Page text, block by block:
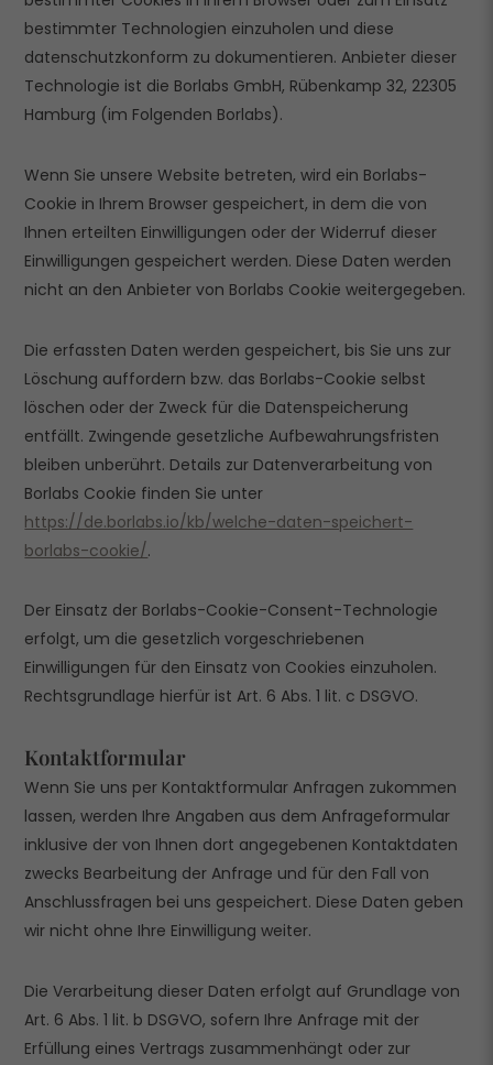
bestimmter Technologien einzuholen und diese
datenschutzkonform zu dokumentieren. Anbieter dieser
Technologie ist die Borlabs GmbH, Rübenkamp 32, 22305
Hamburg (im Folgenden Borlabs).
Wenn Sie unsere Website betreten, wird ein Borlabs-
Cookie in Ihrem Browser gespeichert, in dem die von
Ihnen erteilten Einwilligungen oder der Widerruf dieser
Einwilligungen gespeichert werden. Diese Daten werden
nicht an den Anbieter von Borlabs Cookie weitergegeben.
Die erfassten Daten werden gespeichert, bis Sie uns zur
Löschung auffordern bzw. das Borlabs-Cookie selbst
löschen oder der Zweck für die Datenspeicherung
entfällt. Zwingende gesetzliche Aufbewahrungsfristen
bleiben unberührt. Details zur Datenverarbeitung von
Borlabs Cookie finden Sie unter
https://de.borlabs.io/kb/welche-daten-speichert-
borlabs-cookie/.
Der Einsatz der Borlabs-Cookie-Consent-Technologie
erfolgt, um die gesetzlich vorgeschriebenen
Einwilligungen für den Einsatz von Cookies einzuholen.
Rechtsgrundlage hierfür ist Art. 6 Abs. 1 lit. c DSGVO.
Kontaktformular
Wenn Sie uns per Kontaktformular Anfragen zukommen
lassen, werden Ihre Angaben aus dem Anfrageformular
inklusive der von Ihnen dort angegebenen Kontaktdaten
zwecks Bearbeitung der Anfrage und für den Fall von
Anschlussfragen bei uns gespeichert. Diese Daten geben
wir nicht ohne Ihre Einwilligung weiter.
Die Verarbeitung dieser Daten erfolgt auf Grundlage von
Art. 6 Abs. 1 lit. b DSGVO, sofern Ihre Anfrage mit der
Erfüllung eines Vertrags zusammenhängt oder zur